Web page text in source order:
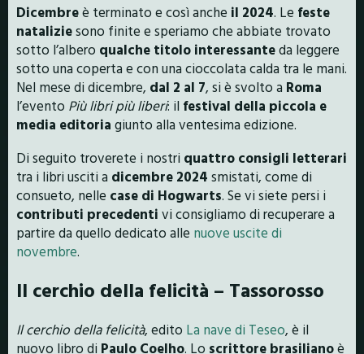
Dicembreè terminato e così anche il 2024. Le feste
nataliziesono finite e speriamo che abbiate trovato
sotto l’albero qualche titolo interessanteda leggere
sotto una coperta e con una cioccolata calda tra le mani.
Nel mese di dicembre, dal 2 al 7, si è svolto a Roma
l’evento Più libri più liberi: il festival della piccola e
media editoria giunto alla ventesima edizione.
Di seguito troverete i nostri quattro consigli letterari
tra i libri usciti a dicembre 2024 smistati, come di
consueto, nelle case di Hogwarts. Se vi siete persi i
contributi precedenti vi consigliamo di recuperare a
partire da quello dedicato alle nuove uscite di
novembre.
Il cerchio della felicità – Tassorosso
Il cerchio della felicità, edito La nave di Teseo, è il
nuovo libro di Paulo Coelho. Lo scrittore brasilianoè